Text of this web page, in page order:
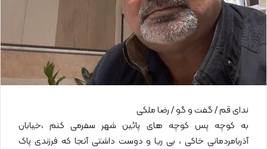
ندای قم / گفت و گو / رضا ملکی
به کوچه پس کوچه های پائین شهر سفرمی کنم ،خیابان
آذربامردمانی خاکی ، بی ریا و دوست داشتی آنجا که فرزندی پاک